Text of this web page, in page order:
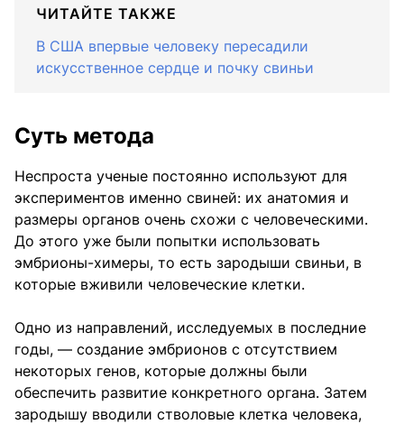
ЧИТАЙТЕ ТАКЖЕ
В США впервые человеку пересадили
искусственное сердце и почку свиньи
Суть метода
Неспроста ученые постоянно используют для
экспериментов именно свиней: их анатомия и
размеры органов очень схожи с человеческими.
До этого уже были попытки использовать
эмбрионы-химеры, то есть зародыши свиньи, в
которые вживили человеческие клетки.
Одно из направлений, исследуемых в последние
годы, — создание эмбрионов с отсутствием
некоторых генов, которые должны были
обеспечить развитие конкретного органа. Затем
зародышу вводили стволовые клетка человека,